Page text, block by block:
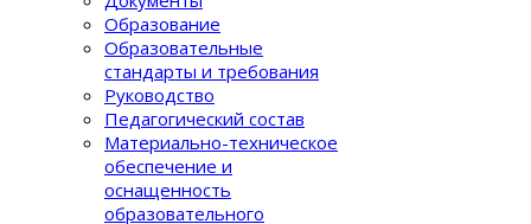
Образование
Образовательные
стандарты и требования
Руководство
Педагогический состав
Материально-техническое
обеспечение и
оснащенность
образовательного